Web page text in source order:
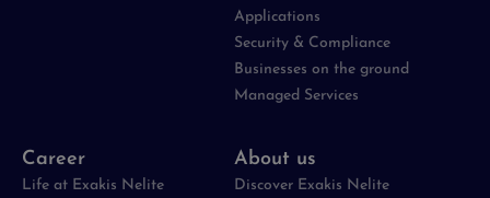
Applications
Security & Compliance
Businesses on the ground
Managed Services
Career
Life at Exakis Nelite
About us
Discover Exakis Nelite